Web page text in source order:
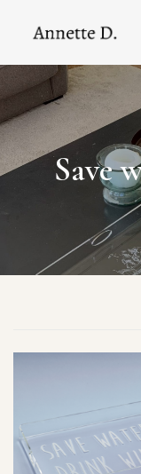
Save